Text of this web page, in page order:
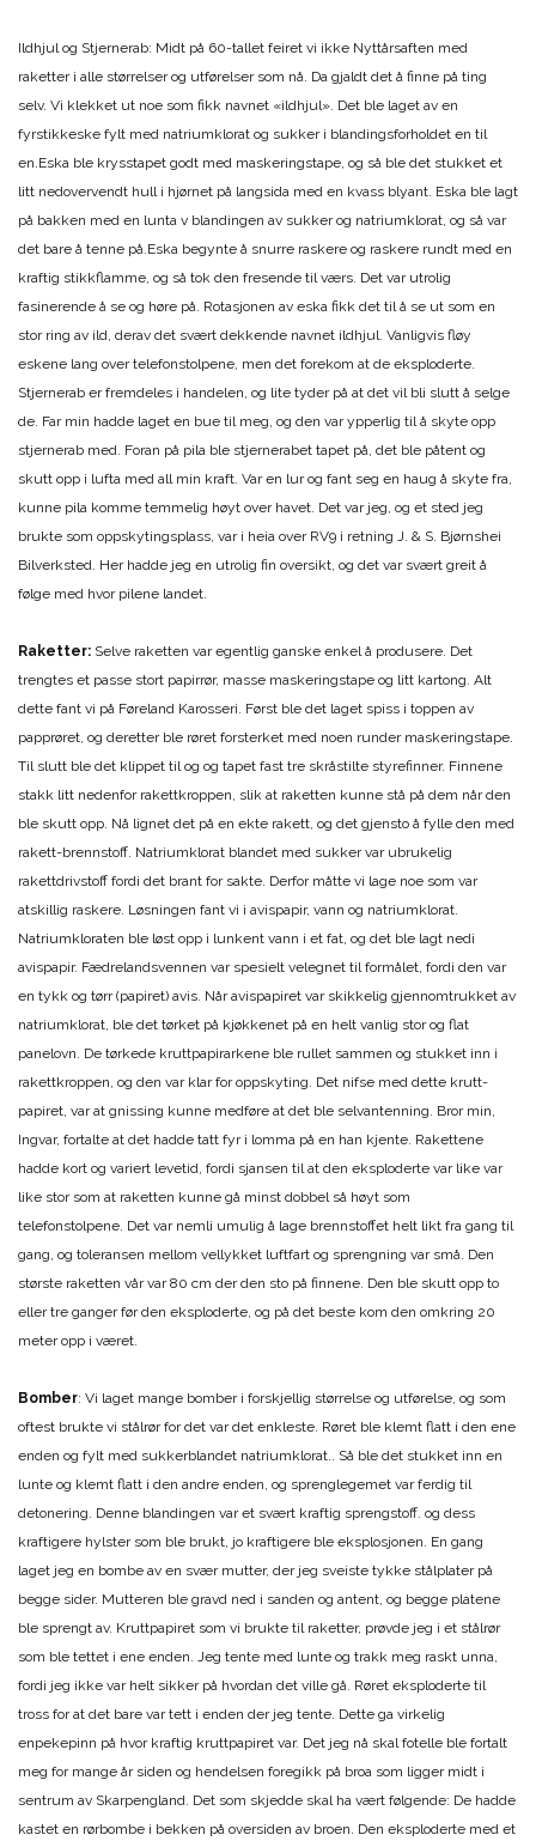
Ildhjul og Stjernerab: Midt på 60-tallet feiret vi ikke Nyttårsaften med
raketter i alle størrelser og utførelser som nå. Da gjaldt det å finne på ting
selv. Vi klekket ut noe som fikk navnet «ildhjul». Det ble laget av en
fyrstikkeske fylt med natriumklorat og sukker i blandingsforholdet en til
en.Eska ble krysstapet godt med maskeringstape, og så ble det stukket et
litt nedovervendt hull i hjørnet på langsida med en kvass blyant. Eska ble lagt
på bakken med en lunta v blandingen av sukker og natriumklorat, og så var
det bare å tenne på.Eska begynte å snurre raskere og raskere rundt med en
kraftig stikkflamme, og så tok den fresende til værs. Det var utrolig
fasinerende å se og høre på. Rotasjonen av eska fikk det til å se ut som en
stor ring av ild, derav det svært dekkende navnet ildhjul. Vanligvis fløy
eskene lang over telefonstolpene, men det forekom at de eksploderte.
Stjernerab er fremdeles i handelen, og lite tyder på at det vil bli slutt å selge
de. Far min hadde laget en bue til meg, og den var ypperlig til å skyte opp
stjernerab med. Foran på pila ble stjernerabet tapet på, det ble påtent og
skutt opp i lufta med all min kraft. Var en lur og fant seg en haug å skyte fra,
kunne pila komme temmelig høyt over havet. Det var jeg, og et sted jeg
brukte som oppskytingsplass, var i heia over RV9 i retning J. & S. Bjørnshei
Bilverksted. Her hadde jeg en utrolig fin oversikt, og det var svært greit å
følge med hvor pilene landet.
Raketter: Selve raketten var egentlig ganske enkel å produsere. Det
trengtes et passe stort papirrør, masse maskeringstape og litt kartong. Alt
dette fant vi på Føreland Karosseri. Først ble det laget spiss i toppen av
papprøret, og deretter ble røret forsterket med noen runder maskeringstape.
Til slutt ble det klippet til og og tapet fast tre skråstilte styrefinner. Finnene
stakk litt nedenfor rakettkroppen, slik at raketten kunne stå på dem når den
ble skutt opp. Nå lignet det på en ekte rakett, og det gjensto å fylle den med
rakett-brennstoff. Natriumklorat blandet med sukker var ubrukelig
rakettdrivstoff fordi det brant for sakte. Derfor måtte vi lage noe som var
atskillig raskere. Løsningen fant vi i avispapir, vann og natriumklorat.
Natriumkloraten ble løst opp i lunkent vann i et fat, og det ble lagt nedi
avispapir. Fædrelandsvennen var spesielt velegnet til formålet, fordi den var
en tykk og tørr (papiret) avis. Når avispapiret var skikkelig gjennomtrukket av
natriumklorat, ble det tørket på kjøkkenet på en helt vanlig stor og flat
panelovn. De tørkede kruttpapirarkene ble rullet sammen og stukket inn i
rakettkroppen, og den var klar for oppskyting. Det nifse med dette krutt-
papiret, var at gnissing kunne medføre at det ble selvantenning. Bror min,
Ingvar, fortalte at det hadde tatt fyr i lomma på en han kjente. Rakettene
hadde kort og variert levetid, fordi sjansen til at den eksploderte var like var
like stor som at raketten kunne gå minst dobbel så høyt som
telefonstolpene. Det var nemli umulig å lage brennstoffet helt likt fra gang til
gang, og toleransen mellom vellykket luftfart og sprengning var små. Den
største raketten vår var 80 cm der den sto på finnene. Den ble skutt opp to
eller tre ganger før den eksploderte, og på det beste kom den omkring 20
meter opp i været.
Bomber: Vi laget mange bomber i forskjellig størrelse og utførelse, og som
oftest brukte vi stålrør for det var det enkleste. Røret ble klemt flatt i den ene
enden og fylt med sukkerblandet natriumklorat.. Så ble det stukket inn en
lunte og klemt flatt i den andre enden, og sprenglegemet var ferdig til
detonering. Denne blandingen var et svært kraftig sprengstoff. og dess
kraftigere hylster som ble brukt, jo kraftigere ble eksplosjonen. En gang
laget jeg en bombe av en svær mutter, der jeg sveiste tykke stålplater på
begge sider. Mutteren ble gravd ned i sanden og antent, og begge platene
ble sprengt av. Kruttpapiret som vi brukte til raketter, prøvde jeg i et stålrør
som ble tettet i ene enden. Jeg tente med lunte og trakk meg raskt unna,
fordi jeg ikke var helt sikker på hvordan det ville gå. Røret eksploderte til
tross for at det bare var tett i enden der jeg tente. Dette ga virkelig
enpekepinn på hvor kraftig kruttpapiret var. Det jeg nå skal fotelle ble fortalt
meg for mange år siden og hendelsen foregikk på broa som ligger midt i
sentrum av Skarpengland. Det som skjedde skal ha vært følgende: De hadde
kastet en rørbombe i bekken på oversiden av broen. Den eksploderte med et